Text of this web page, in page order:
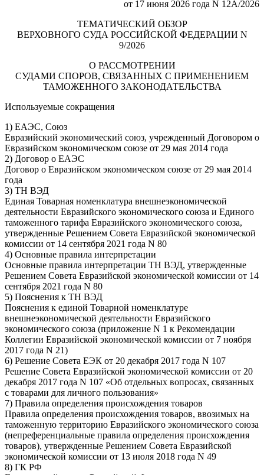
от 17 июня 2026 года N 12А/2026
ТЕМАТИЧЕСКИЙ ОБЗОР
ВЕРХОВНОГО СУДА РОССИЙСКОЙ ФЕДЕРАЦИИ N
9/2026
О РАССМОТРЕНИИ
СУДАМИ СПОРОВ, СВЯЗАННЫХ С ПРИМЕНЕНИЕМ
ТАМОЖЕННОГО ЗАКОНОДАТЕЛЬСТВА
Используемые сокращения
1) ЕАЭС, Союз
Евразийский экономический союз, учрежденный Договором о
Евразийском экономическом союзе от 29 мая 2014 года
2) Договор о ЕАЭС
Договор о Евразийском экономическом союзе от 29 мая 2014
года
3) ТН ВЭД
Единая Товарная номенклатура внешнеэкономической
деятельности Евразийского экономического союза и Единого
таможенного тарифа Евразийского экономического союза,
утвержденные Решением Совета Евразийской экономической
комиссии от 14 сентября 2021 года N 80
4) Основные правила интерпретации
Основные правила интерпретации ТН ВЭД, утвержденные
Решением Совета Евразийской экономической комиссии от 14
сентября 2021 года N 80
5) Пояснения к ТН ВЭД
Пояснения к единой Товарной номенклатуре
внешнеэкономической деятельности Евразийского
экономического союза (приложение N 1 к Рекомендации
Коллегии Евразийской экономической комиссии от 7 ноября
2017 года N 21)
6) Решение Совета ЕЭК от 20 декабря 2017 года N 107
Решение Совета Евразийской экономической комиссии от 20
декабря 2017 года N 107 «Об отдельных вопросах, связанных
с товарами для личного пользования»
7) Правила определения происхождения товаров
Правила определения происхождения товаров, ввозимых на
таможенную территорию Евразийского экономического союза
(непреференциальные правила определения происхождения
товаров), утвержденные Решением Совета Евразийской
экономической комиссии от 13 июля 2018 года N 49
8) ГК РФ